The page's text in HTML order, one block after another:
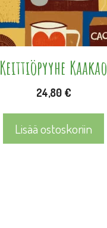
Keittiöpyyhe Kaakao
24,80 €
Lisää ostoskoriin